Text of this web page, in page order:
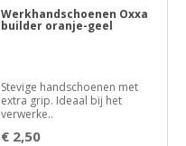
Werkhandschoenen Oxxa
builder oranje-geel
Stevige handschoenen met
extra grip. Ideaal bij het
verwerke..
€ 2,50